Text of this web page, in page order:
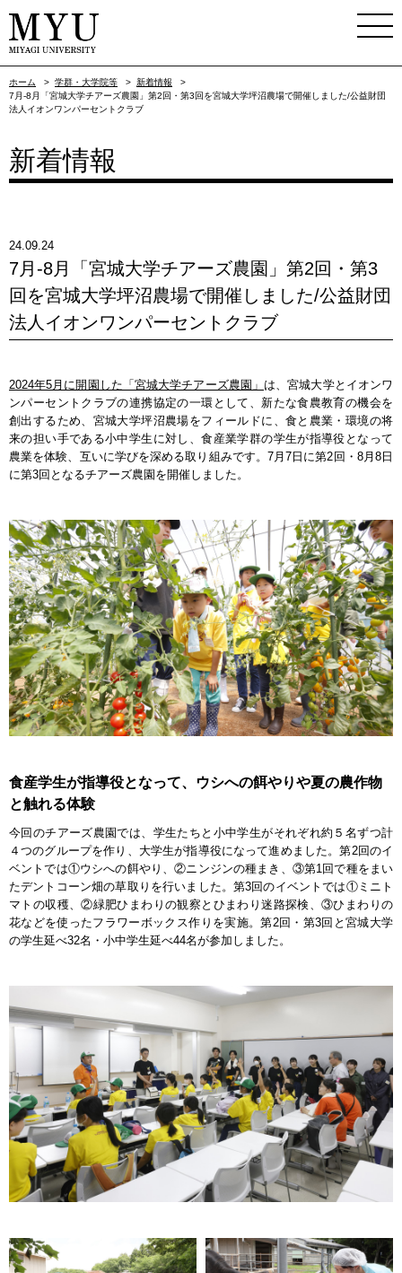
ホーム > 学群・大学院等 > 新着情報
>
7月-8月「宮城大学チアーズ農園」第2回・第3回を宮城大学坪沼農場で開催しました/公益財団
法人イオンワンパーセントクラブ
新着情報
24.09.24
7月-8月「宮城大学チアーズ農園」第2回・第3
回を宮城大学坪沼農場で開催しました/公益財団
法人イオンワンパーセントクラブ
2024年5月に開園した「宮城大学チアーズ農園」 は、宮城大学とイオンワ
ンパーセントクラブの連携協定の一環として、新たな食農教育の機会を
創出するため、宮城大学坪沼農場をフィールドに、食と農業・環境の将
来の担い手である小中学生に対し、食産業学群の学生が指導役となって
農業を体験、互いに学びを深める取り組みです。7月7日に第2回・8月8日
に第3回となるチアーズ農園を開催しました。
食産学生が指導役となって、ウシへの餌やりや夏の農作物
と触れる体験
今回のチアーズ農園では、学生たちと小中学生がそれぞれ約５名ずつ計
４つのグループを作り、大学生が指導役になって進めました。第2回のイ
ベントでは①ウシへの餌やり、②ニンジンの種まき、③第1回で種をまい
たデントコーン畑の草取りを行いました。第3回のイベントでは①ミニト
マトの収穫、②緑肥ひまわりの観察とひまわり迷路探検、③ひまわりの
花などを使ったフラワーボックス作りを実施。第2回・第3回と宮城大学
の学生延べ32名・小中学生延べ44名が参加しました。